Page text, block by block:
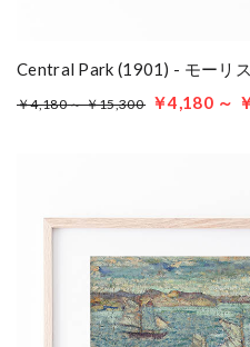
Central Park (1901) - モーリ
￥4,180 ～ ￥15,300 ￥4,180 ～